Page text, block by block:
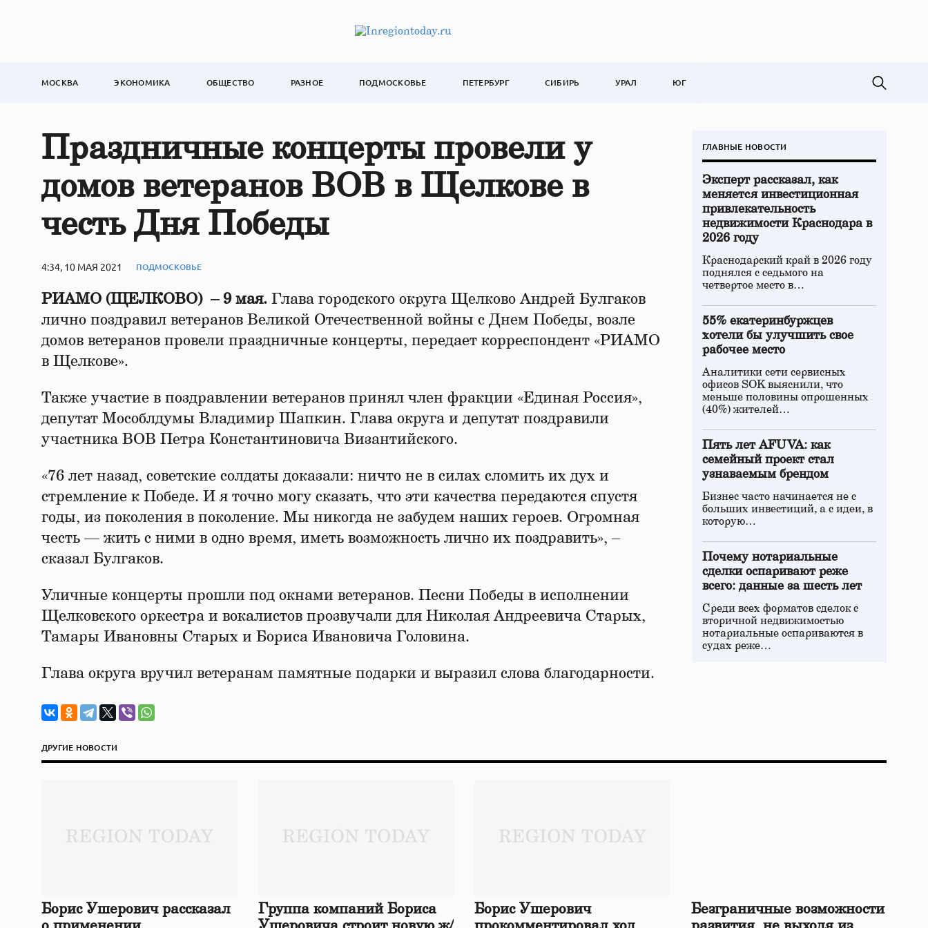
МОСКВА ЭКОНОМИКА ОБЩЕСТВО РАЗНОЕ ПОДМОСКОВЬЕ ПЕТЕРБУРГ СИБИРЬ УРАЛ ЮГ
Праздничные концерты провели у
домов ветеранов ВОВ в Щелкове в
честь Дня Победы
4:34, 10 МАЯ 2021 ПОДМОСКОВЬЕ
РИАМО (ЩЕЛКОВО) – 9 мая. Глава городского округа Щелково Андрей Булгаков
лично поздравил ветеранов Великой Отечественной войны с Днем Победы, возле
домов ветеранов провели праздничные концерты, передает корреспондент «РИАМО
в Щелкове».
Также участие в поздравлении ветеранов принял член фракции «Единая Россия»,
депутат Мособлдумы Владимир Шапкин. Глава округа и депутат поздравили
участника ВОВ Петра Константиновича Византийского.
«76 лет назад, советские солдаты доказали: ничто не в силах сломить их дух и
стремление к Победе. И я точно могу сказать, что эти качества передаются спустя
годы, из поколения в поколение. Мы никогда не забудем наших героев. Огромная
честь — жить с ними в одно время, иметь возможность лично их поздравить», –
сказал Булгаков.
Уличные концерты прошли под окнами ветеранов. Песни Победы в исполнении
Щелковского оркестра и вокалистов прозвучали для Николая Андреевича Старых,
Тамары Ивановны Старых и Бориса Ивановича Головина.
Глава округа вручил ветеранам памятные подарки и выразил слова благодарности.
ГЛАВНЫЕ НОВОСТИ
Эксперт рассказал, как
меняется инвестиционная
привлекательность
недвижимости Краснодара в
2026 году
Краснодарский край в 2026 году
поднялся с седьмого на
четвертое место в…
55% екатеринбуржцев
хотели бы улучшить свое
рабочее место
Аналитики сети сервисных
офисов SOK выяснили, что
меньше половины опрошенных
(40%) жителей…
Пять лет AFUVA: как
семейный проект стал
узнаваемым брендом
Бизнес часто начинается не с
больших инвестиций, а с идеи, в
которую…
Почему нотариальные
сделки оспаривают реже
всего: данные за шесть лет
Среди всех форматов сделок с
вторичной недвижимостью
нотариальные оспариваются в
судах реже…
ДРУГИЕ НОВОСТИ
Борис Ушерович рассказал
Группа компаний Бориса
Борис Ушерович
Безграничные возможности